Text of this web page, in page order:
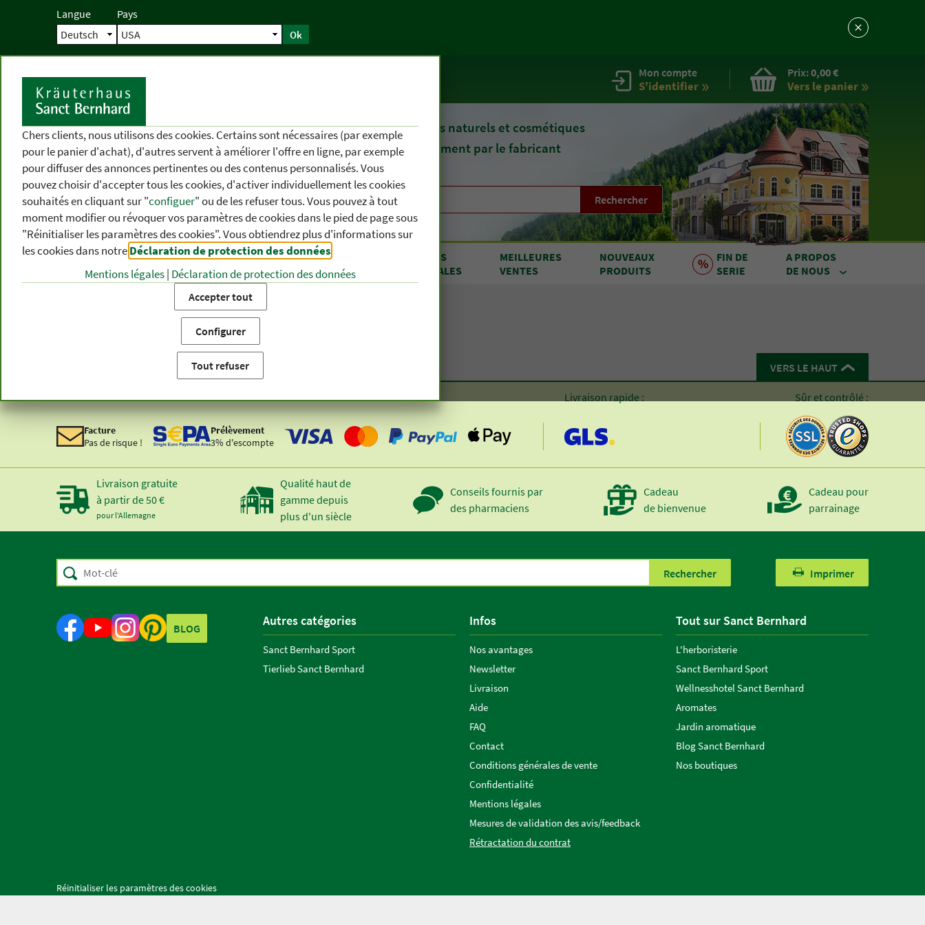
Langue Pays
Ok
Accueil Mon compte
S'identifier
Prix:0,00 €
Vers le panier
Depuis 1903, des remèdes naturels et cosmétiques
fournis directement par le fabricant
Rechercher
CATÉGORIES
DE PRODUITS
DIFFÉRENTS
THÈMES
PRODUITS
DE A À Z
OFFRES
SPÉCIALES
MEILLEURES
VENTES
NOUVEAUX
PRODUITS
FIN DE
SERIE
A PROPOS
DE NOUS
Groupes de visiteurs (chinois)
VERS LE HAUT
Paiement sécurisé :
Facture
Pas de risque !
Prélèvement
3% d'escompte
Livraison rapide : Sûr et contrôlé :
Livraison gratuite
à partir de 50 €
pour l'Allemagne
Qualité haut de
gamme depuis
plus d'un siècle
Conseils fournis par
des pharmaciens
Cadeau
de bienvenue
Cadeau pour
parrainage
Rechercher Imprimer
BLOG Autres catégories
Sanct Bernhard Sport
Tierlieb Sanct Bernhard
Infos
Nos avantages
Newsletter
Livraison
Aide
FAQ
Contact
Conditions générales de vente
Confidentialité
Mentions légales
Mesures de validation des avis/feedback
Rétractation du contrat
Tout sur Sanct Bernhard
L'herboristerie
Sanct Bernhard Sport
Wellnesshotel Sanct Bernhard
Aromates
Jardin aromatique
Blog Sanct Bernhard
Nos boutiques
Réinitialiser les paramètres des cookies
Chers clients, nous utilisons des cookies. Certains sont nécessaires (par exemple
pour le panier d'achat), d'autres servent à améliorer l'offre en ligne, par exemple
pour diffuser des annonces pertinentes ou des contenus personnalisés. Vous
pouvez choisir d'accepter tous les cookies, d'activer individuellement les cookies
souhaités en cliquant sur "configuer" ou de les refuser tous. Vous pouvez à tout
moment modifier ou révoquer vos paramètres de cookies dans le pied de page sous
"Réinitialiser les paramètres des cookies". Vous obtiendrez plus d'informations sur
les cookies dans notreDéclaration de protection des données
Mentions légales| Déclaration de protection des données
Accepter tout
Configurer
Tout refuser